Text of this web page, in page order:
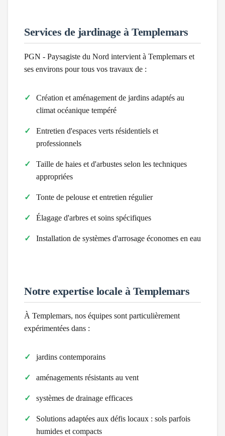
Services de jardinage àTemplemars
PGN - Paysagiste du Nord intervient à Templemars et
ses environs pour tous vos travaux de :
Création et aménagement de jardins adaptés au
climat océanique tempéré
Entretien d'espaces verts résidentiels et
professionnels
Taille de haies et d'arbustes selon les techniques
appropriées
Tonte de pelouse et entretien régulier
Élagage d'arbres et soins spécifiques
Installation de systèmes d'arrosage économes en eau
Notre expertise locale à Templemars
À Templemars, nos équipes sont particulièrement
expérimentées dans :
jardins contemporains
aménagements résistants au vent
systèmes de drainage efficaces
Solutions adaptées aux défis locaux : sols parfois
humides et compacts